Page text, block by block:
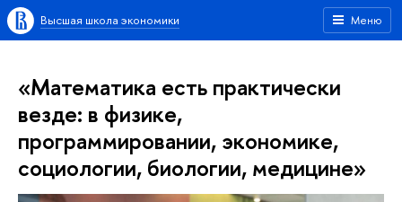
Меню
Высшая школа экономики
«Математика есть практически
везде: в физике,
программировании, экономике,
социологии, биологии, медицине»